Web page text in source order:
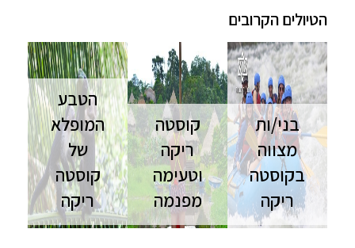
הטיולים הקרובים
בני/ות
מצווה
בקוסטה
ריקה
קוסטה ריקה
קוסטה
ריקה
וטעימה
מפנמה
טיול לקוסטה
הטבע
המופלא
של
קוסטה
ריקה
טיול לקוסטה